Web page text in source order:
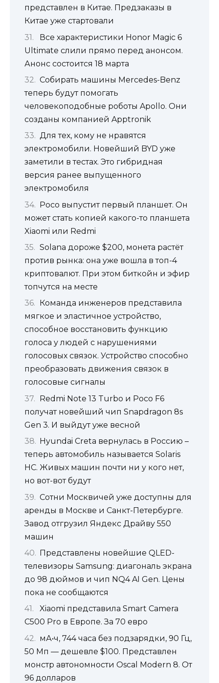
представлен в Китае. Предзаказы в
Китае уже стартовали
Все характеристики Honor Magic 6
Ultimate слили прямо перед анонсом.
Анонс состоится 18 марта
Собирать машины Mercedes-Benz
теперь будут помогать
человекоподобные роботы Apollo. Они
созданы компанией Apptronik
Для тех, кому не нравятся
электромобили. Новейший BYD уже
заметили в тестах. Это гибридная
версия ранее выпущенного
электромобиля
Poco выпустит первый планшет. Он
может стать копией какого-то планшета
Xiaomi или Redmi
Solana дороже $200, монета растёт
против рынка: она уже вошла в топ-4
криптовалют. При этом биткойн и эфир
топчутся на месте
Команда инженеров представила
мягкое и эластичное устройство,
способное восстановить функцию
голоса у людей с нарушениями
голосовых связок. Устройство способно
преобразовать движения связок в
голосовые сигналы
Redmi Note 13 Turbo и Poco F6
получат новейший чип Snapdragon 8s
Gen 3. И выйдут уже весной
Hyundai Creta вернулась в Россию –
теперь автомобиль называется Solaris
HC. Живых машин почти ни у кого нет,
но вот-вот будут
Сотни Москвичей уже доступны для
аренды в Москве и Санкт-Петербурге.
Завод отгрузил Яндекс Драйву 550
машин
Представлены новейшие QLED-
телевизоры Samsung: диагональ экрана
до 98 дюймов и чип NQ4 AI Gen. Цены
пока не сообщаются
Xiaomi представила Smart Camera
C500 Pro в Европе. За 70 евро
мА•ч, 744 часа без подзарядки, 90 Гц,
50 Мп — дешевле $100. Представлен
монстр автономности Oscal Modern 8. От
96 долларов